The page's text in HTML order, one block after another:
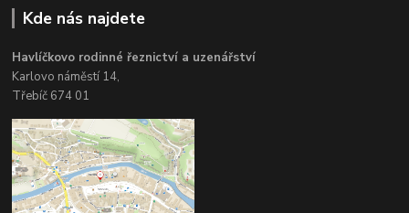
Kde nás najdete
Havlíčkovo rodinné řeznictví a uzenářství
Karlovo náměstí 14,
Třebíč 674 01